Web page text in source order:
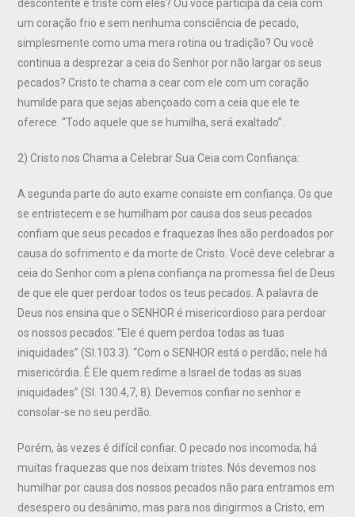
descontente e triste com eles? Ou você participa da ceia com
um coração frio e sem nenhuma consciência de pecado,
simplesmente como uma mera rotina ou tradição? Ou você
continua a desprezar a ceia do Senhor por não largar os seus
pecados? Cristo te chama a cear com ele com um coração
humilde para que sejas abençoado com a ceia que ele te
oferece. “Todo aquele que se humilha, será exaltado”.
2) Cristo nos Chama a Celebrar Sua Ceia com Confiança:
A segunda parte do auto exame consiste em confiança. Os que
se entristecem e se humilham por causa dos seus pecados
confiam que seus pecados e fraquezas lhes são perdoados por
causa do sofrimento e da morte de Cristo. Você deve celebrar a
ceia do Senhor com a plena confiança na promessa fiel de Deus
de que ele quer perdoar todos os teus pecados. A palavra de
Deus nos ensina que o SENHOR é misericordioso para perdoar
os nossos pecados: “Ele é quem perdoa todas as tuas
iniquidades” (Sl.103.3). “Com o SENHOR está o perdão; nele há
misericórdia. É Ele quem redime a Israel de todas as suas
iniquidades” (Sl. 130.4,7, 8). Devemos confiar no senhor e
consolar-se no seu perdão.
Porém, às vezes é difícil confiar. O pecado nos incomoda; há
muitas fraquezas que nos deixam tristes. Nós devemos nos
humilhar por causa dos nossos pecados não para entramos em
desespero ou desânimo, mas para nos dirigirmos a Cristo, em